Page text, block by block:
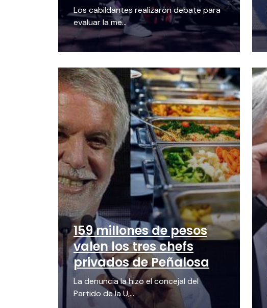
Los cabildantes realizaron debate para
evaluar la me...
159 millones de pesos
valen los tres chefs
privados de Peñalosa
La denuncia la hizo el concejal del
Partido de la U,...